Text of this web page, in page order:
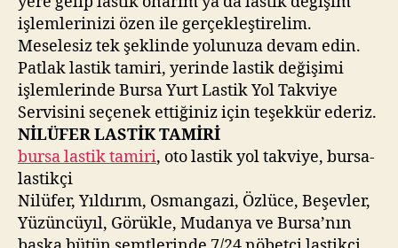
işlemlerinizi özen ile gerçekleştirelim.
Meselesiz tek şeklinde yolunuza devam edin.
Patlak lastik tamiri, yerinde lastik değişimi
işlemlerinde Bursa Yurt Lastik Yol Takviye
Servisini seçenek ettiğiniz için teşekkür ederiz.
NİLÜFER LASTİK TAMİRİ
bursa lastik tamiri, oto lastik yol takviye, bursa-
lastikçi
Nilüfer, Yıldırım, Osmangazi, Özlüce, Beşevler,
Yüzüncüyıl, Görükle, Mudanya ve Bursa’nın